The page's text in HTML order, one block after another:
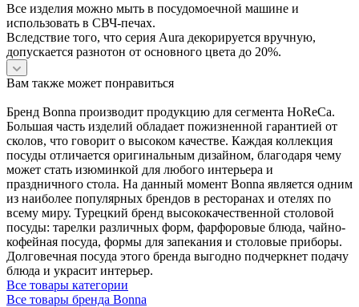
Все изделия можно мыть в посудомоечной машине и
использовать в СВЧ-печах.
Вследствие того, что серия Aura декорируется вручную,
допускается разнотон от основного цвета до 20%.
Вам также может понравиться
Бренд Bonna производит продукцию для сегмента HoReCa.
Большая часть изделий обладает пожизненной гарантией от
сколов, что говорит о высоком качестве. Каждая коллекция
посуды отличается оригинальным дизайном, благодаря чему
может стать изюминкой для любого интерьера и
праздничного стола. На данный момент Bonna является одним
из наиболее популярных брендов в ресторанах и отелях по
всему миру. Турецкий бренд высококачественной столовой
посуды: тарелки различных форм, фарфоровые блюда, чайно-
кофейная посуда, формы для запекания и столовые приборы.
Долговечная посуда этого бренда выгодно подчеркнет подачу
блюда и украсит интерьер.
Все товары категории
Все товары бренда Bonna